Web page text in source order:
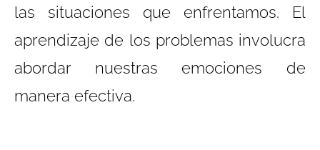
las situaciones que enfrentamos. El
aprendizaje de los problemas involucra
abordar nuestras emociones de
manera efectiva.